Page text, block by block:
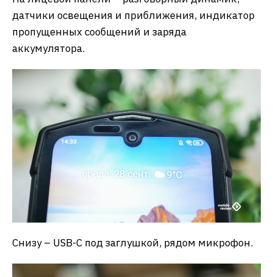
датчики освещения и приближения, индикатор
пропущенных сообщений и заряда
аккумулятора.
Снизу – USB-C под заглушкой, рядом микрофон.